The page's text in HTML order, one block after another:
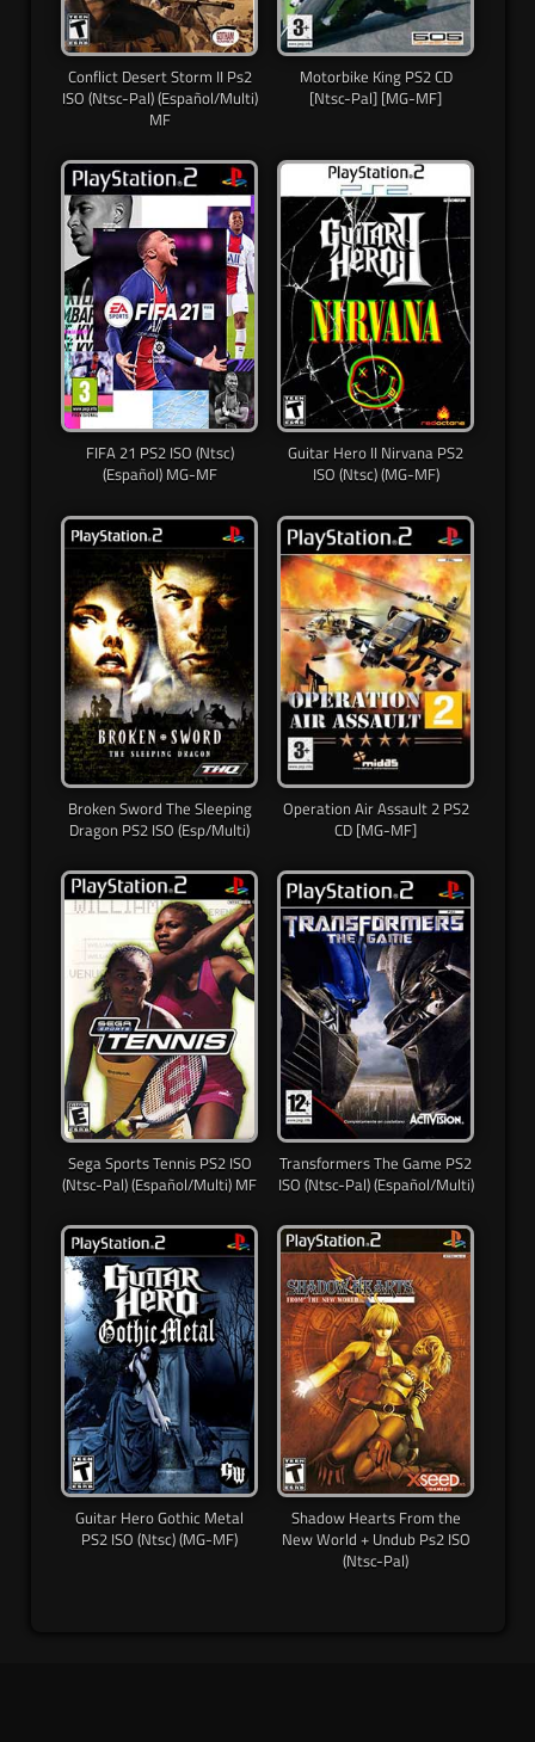
Conflict Desert Storm II Ps2
ISO (Ntsc-Pal) (Español/Multi)
MF
Motorbike King PS2 CD
[Ntsc-Pal] [MG-MF]
FIFA 21 PS2 ISO (Ntsc)
(Español) MG-MF
Guitar Hero II Nirvana PS2
ISO (Ntsc) (MG-MF)
Broken Sword The Sleeping
Dragon PS2 ISO (Esp/Multi)
Operation Air Assault 2 PS2
CD [MG-MF]
Sega Sports Tennis PS2 ISO
(Ntsc-Pal) (Español/Multi) MF
Transformers The Game PS2
ISO (Ntsc-Pal) (Español/Multi)
Guitar Hero Gothic Metal
PS2 ISO (Ntsc) (MG-MF)
Shadow Hearts From the
New World + Undub Ps2 ISO
(Ntsc-Pal)